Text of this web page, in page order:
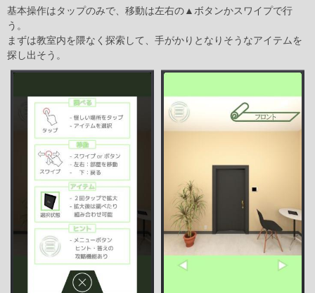
基本操作はタップのみで、移動は左右の▲ボタンかスワイプで行
う。
まずは教室内を隈なく探索して、手がかりとなりそうなアイテムを
探し出そう。